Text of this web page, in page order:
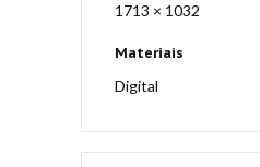
1713 × 1032
Materiais
Digital